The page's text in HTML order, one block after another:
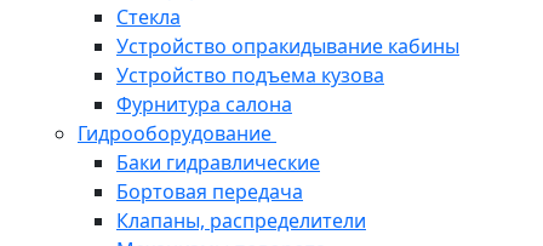
Стекла
Устройство опракидывание кабины
Устройство подъема кузова
Фурнитура салона
Гидрооборудование
Баки гидравлические
Бортовая передача
Клапаны, распределители